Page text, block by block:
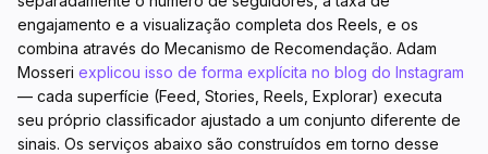
engajamento e a visualização completa dos Reels, e os
combina através do Mecanismo de Recomendação. Adam
Mosseri explicou isso de forma explícita no blog do Instagram
— cada superfície (Feed, Stories, Reels, Explorar) executa
seu próprio classificador ajustado a um conjunto diferente de
sinais. Os serviços abaixo são construídos em torno desse